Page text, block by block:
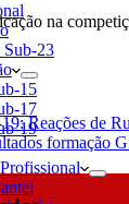
23
15
17
19
na
Reações de
formação